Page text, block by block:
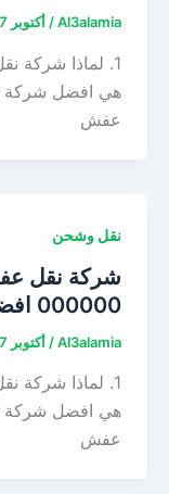
Al3alamia
/أكتوبر 17, 2025
عفش
نقل وشحن
شركة نقل
000000 افضل عمالة فلبينية مدربة
Al3alamia
/أكتوبر 17, 2025
عفش